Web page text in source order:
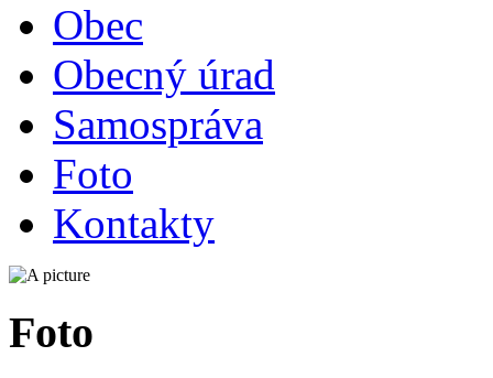
Obec
Obecný úrad
Samospráva
Foto
Kontakty
Foto